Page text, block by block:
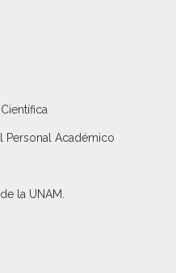
Personal Académico
la UNAM.